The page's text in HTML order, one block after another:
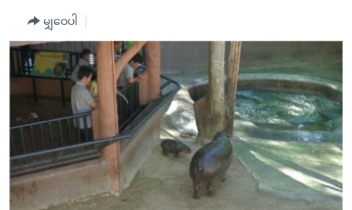
ကျော်
ကြည့်
ရန်
ပင်မ
ညွန်း
စာမျက်နှာ
သို့
အစ္စရေး-ပါလက်စတိုင်း
အင်္ဂလိပ်စာလေ့လာမယ်
အမေရိကန်သုံးအီဒီယံ
မကြေးမုံရဲ့ အင်္ဂလိပ်စာ
ရုပ်ရှင်ထဲက အင်္ဂလိပ်စာ
သုတပဒေသာ အင်္ဂလိပ်စာ
အပတ်စဉ်ကဏ္ဍများ
တီဗွီ
ရေဒီယိုနှင့်ရုပ်သံ အချက်အလက်များ
ရေဒီယို/တီဗွီအစီအစဉ်
Learning English
ဗွီအိုအေ လူမှုကွန်ယက်များ
မျှဝေပါ